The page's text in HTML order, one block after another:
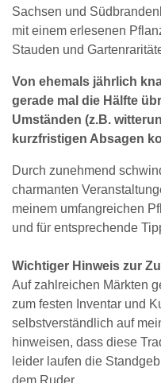
Sachsen und
mit einem erlesenen
Stauden und
Von ehemals jährlich
gerade mal die Hälfte
Umständen (z.B.
kurzfristigen Absagen
Durch zunehmend
charmanten
meinem umfangreichen
und für entsprechende
Wichtiger Hinweis zur
Auf zahlreichen Märkten
zum festen Inventar und
selbstverständlich auf
hinweisen, dass diese
leider laufen die
dem Ruder.